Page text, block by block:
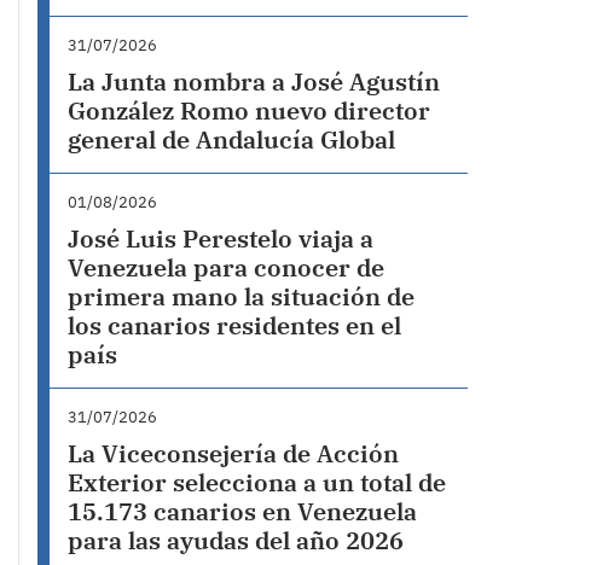
31/07/2026
La Junta nombra a José Agustín
González Romo nuevo director
general de Andalucía Global
01/08/2026
José Luis Perestelo viaja a
Venezuela para conocer de
primera mano la situación de
los canarios residentes en el
país
31/07/2026
La Viceconsejería de Acción
Exterior selecciona a un total de
15.173 canarios en Venezuela
para las ayudas del año 2026